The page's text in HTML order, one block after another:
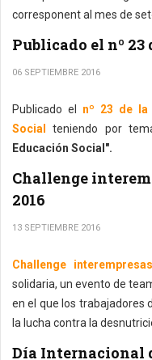
corresponent al mes de
Publicado el nº 23
06 SEPTIEMBRE 2016
Publicado el nº 23 de la
Socialteniendo por
Educación Social".
Challenge
2016
13 SEPTIEMBRE 2016
Challenge
solidaria, un evento de
en el que los trabajadores
la lucha contra la
Día Internacional